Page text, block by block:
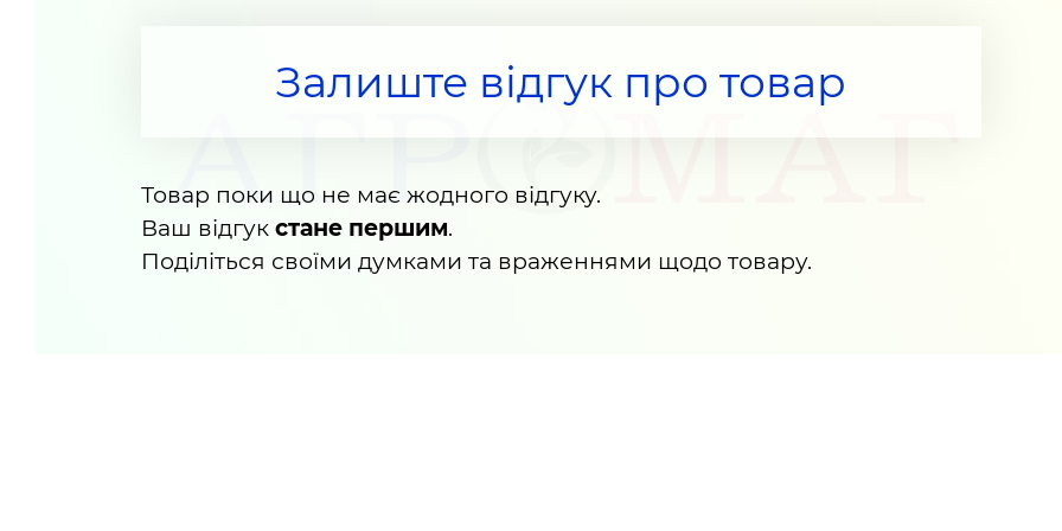
Залиште відгук про товар
Товар поки що не має жодного відгуку.
Ваш відгук стане першим.
Поділіться своїми думками та враженнями щодо товару.